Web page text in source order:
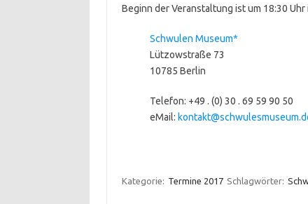
Beginn der Veranstaltung ist um 18:30 Uhr
Schwulen Museum*
Lützowstraße 73
10785 Berlin
Telefon: +49 . (0) 30 . 69 59 90 50
eMail:
Kategorie: Termine 2017 Schlagwörter: